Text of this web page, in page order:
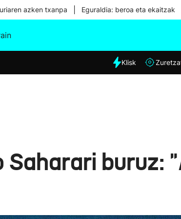
azken txanpa Eguraldia: beroa eta ekaitzak
Eguraldia
Klisk
buruz: